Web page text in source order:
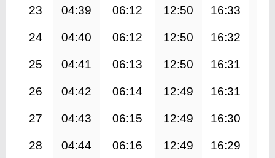
23 04:39 06:12 12:50 16:33
24 04:40 06:12 12:50 16:32
25 04:41 06:13 12:50 16:31
26 04:42 06:14 12:49 16:31
27 04:43 06:15 12:49 16:30
28 04:44 06:16 12:49 16:29